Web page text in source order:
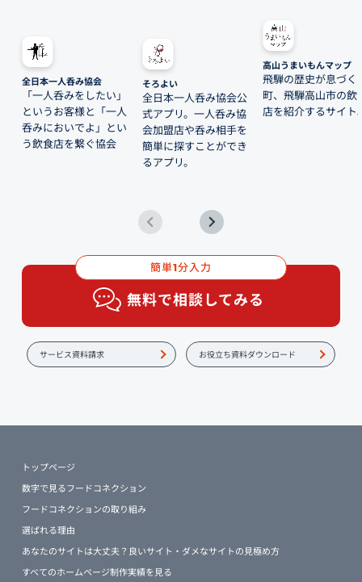
全日本一人呑み協会
「一人呑みをしたい」
というお客様と「一人
呑みにおいでよ」とい
う飲食店を繋ぐ協会
そろよい
全日本一人呑み協会公
式アプリ。一人呑み協
会加盟店や呑み相手を
簡単に探すことができ
るアプリ。
高山うまいもんマップ
飛騨の歴史が息づく
町、飛騨高山市の飲
店を紹介するサイト
簡単1分入力
無料で相談してみる
サービス資料請求 お役立ち資料ダウンロード
トップページ
数字で見るフードコネクション
フードコネクションの取り組み
選ばれる理由
あなたのサイトは大丈夫？良いサイト・ダメなサイトの見極め方
すべてのホームページ制作実績を見る